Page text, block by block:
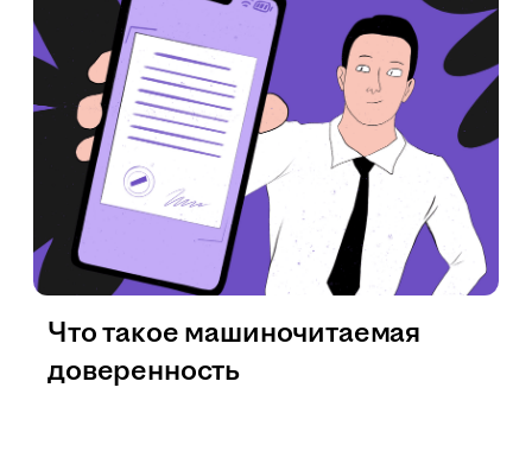
Что такое машиночитаемая
доверенность